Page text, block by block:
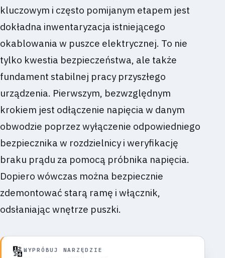
kluczowym i często pomijanym etapem jest
dokładna inwentaryzacja istniejącego
okablowania w puszce elektrycznej. To nie
tylko kwestia bezpieczeństwa, ale także
fundament stabilnej pracy przyszłego
urządzenia. Pierwszym, bezwzględnym
krokiem jest odłączenie napięcia w danym
obwodzie poprzez wyłączenie odpowiedniego
bezpiecznika w rozdzielnicy i weryfikację
braku prądu za pomocą próbnika napięcia.
Dopiero wówczas można bezpiecznie
zdemontować starą ramę i włącznik,
odsłaniając wnętrze puszki.
🔢 WYPRÓBUJ NARZĘDZIE